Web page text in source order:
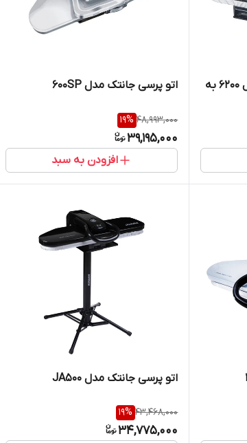
اتو پرس 1600 وات جانتک مدل 6200 به
اتو پرسی جانتک مدل 600SP
48,993,000
19%
39,195,000
افزودن به سبد
اتو پرسی جانتک مدل JA500
43,468,000
19%
34,775,000